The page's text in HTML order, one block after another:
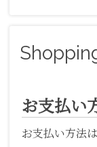
お支払い
お支払い方法